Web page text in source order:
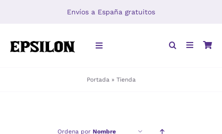
Envíos a España gratuitos
Toggle
Portada » Tienda
Ordena por Nombre